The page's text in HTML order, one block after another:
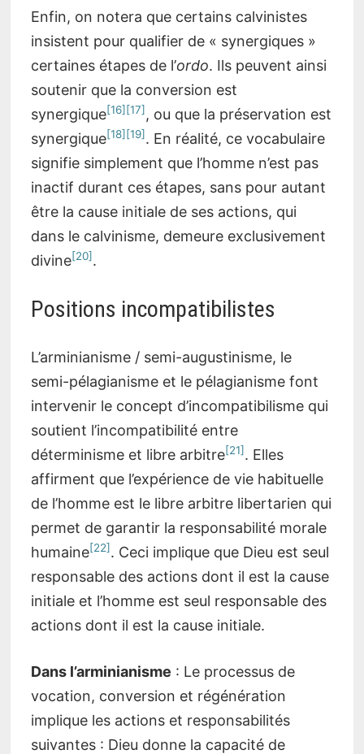
Enfin, on notera que certains calvinistes
insistent pour qualifier de « synergiques »
certaines étapes de l’ordo. Ils peuvent ainsi
soutenir que la conversion est
synergique[16] [17] , ou que la préservation est
synergique[18] [19]. En réalité, ce vocabulaire
signifie simplement que l’homme n’est pas
inactif durant ces étapes, sans pour autant
être la cause initiale de ses actions, qui
dans le calvinisme, demeure exclusivement
divine[20].
Positions incompatibilistes
L’arminianisme / semi-augustinisme, le
semi-pélagianisme et le pélagianisme font
intervenir le concept d’incompatibilisme qui
soutient l’incompatibilité entre
déterminisme et libre arbitre[21]. Elles
affirment que l’expérience de vie habituelle
de l’homme est le libre arbitre libertarien qui
permet de garantir la responsabilité morale
humaine[22]. Ceci implique que Dieu est seul
responsable des actions dont il est la cause
initiale et l’homme est seul responsable des
actions dont il est la cause initiale.
Dans l’arminianisme : Le processus de
vocation, conversion et régénération
implique les actions et responsabilités
suivantes : Dieu donne la capacité de